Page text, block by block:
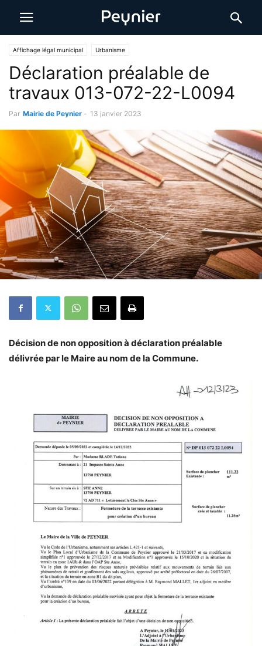
Affichage légal municipal Urbanisme
Déclaration préalable de
travaux 013-072-22-L0094
Par Mairie de Peynier - 13 janvier 2023
Décision de non opposition à déclaration préalable
délivrée par le Maire au nom de la Commune.